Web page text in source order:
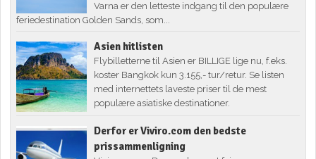
Varna er den letteste indgang til den populære
feriedestination Golden Sands, som...
Asien hitlisten
Flybilletterne til Asien er BILLIGE lige nu, f.eks.
koster Bangkok kun 3.155,- tur/retur. Se listen
med internettets laveste priser til de mest
populære asiatiske destinationer.
Derfor er Viviro.com den bedste
prissammenligning